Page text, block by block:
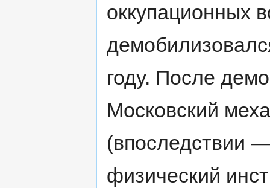
оккупационных
году. После
Московский
(впоследствии
физический